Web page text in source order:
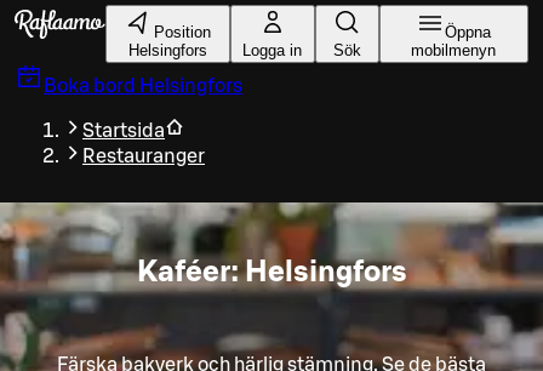
Gå till huvudinnehållet
Position
Helsingfors
Logga in Sök
Öppna
mobilmenyn
Boka bord Helsingfors
Startsida
Restauranger
Kaféer: Helsingfors
Färska bakverk och härlig stämning. Se de bästa